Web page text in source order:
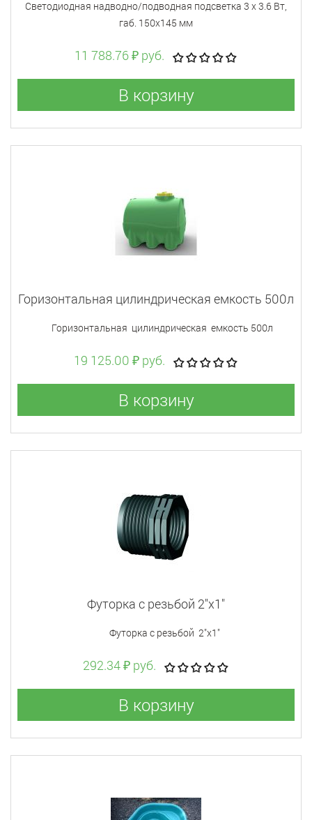
Светодиодная надводно/подводная подсветка 3 х 3.6 Вт,
габ. 150х145 мм
11 788.76 ₽ руб.
В корзину
Горизонтальная цилиндрическая емкость 500л
Горизонтальная цилиндрическая емкость 500л
19 125.00 ₽ руб.
В корзину
Футорка с резьбой 2"x1"
Футорка с резьбой 2"x1"
292.34 ₽ руб.
В корзину